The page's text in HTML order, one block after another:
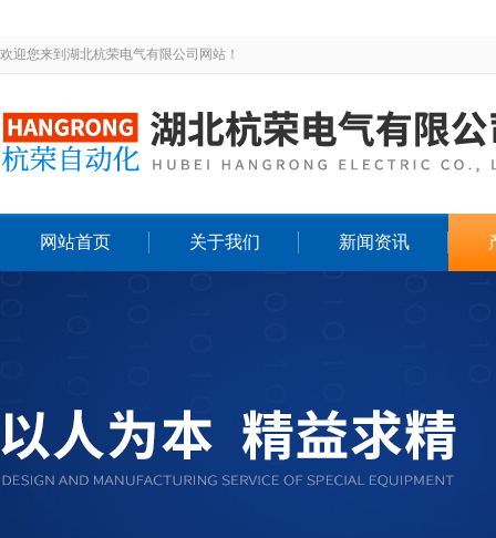
欢迎您来到湖北杭荣电气有限公司网站！
网站首页 关于我们 新闻资讯